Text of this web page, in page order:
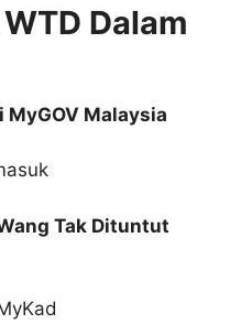
Dalam
MyGOV Malaysia
Tak Dituntut